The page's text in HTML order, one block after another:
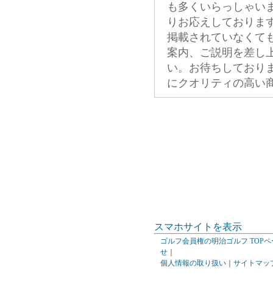
も多くいらっしゃい
りお応えしておりま
掲載されていなくて
案内、ご説明を差し
い。お待ちしており
にクオリティの高い
スマホサイトを表示
ゴルフ会員権の明治ゴルフ TOPペ
せ
個人情報の取り扱い
サイトマッ